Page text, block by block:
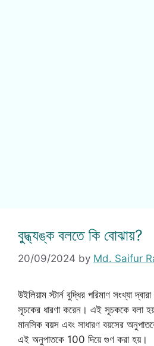
বুদ্ধ্যঙ্ক বলতে কি বোঝায়?
20/09/2024 by Md. Saifur
উইলিয়াম স্টার্ন বুদ্ধির পরিমাণ সংখ্যা
সূচকের ধারণা করেন। এই সূচককে বলা
মানসিক বয়স এবং সাধারণ বয়সের
এই অনুপাতকে 100 দিয়ে গুণ করা হয়।